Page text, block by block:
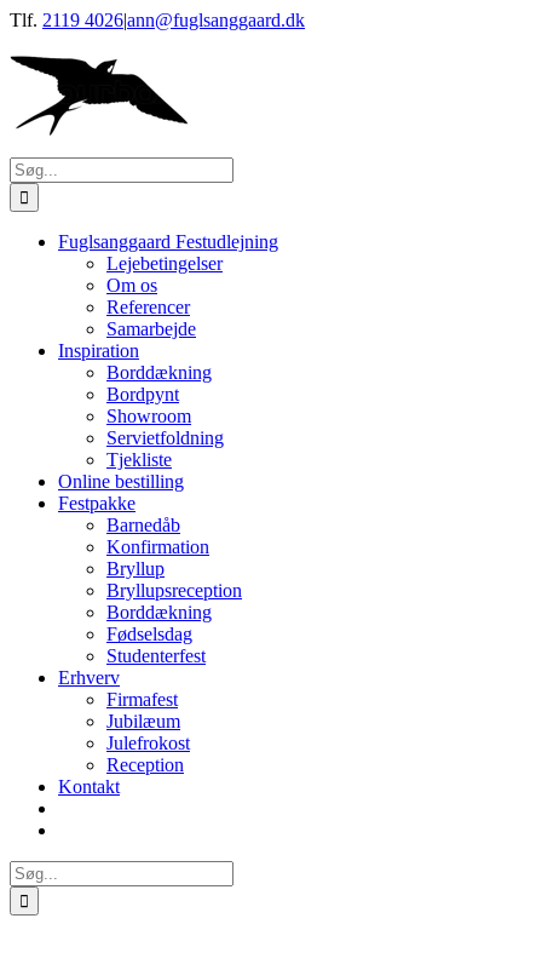
Skip
content
Tlf. 2119 4026|ann@fuglsanggaard.dk
Søg
efter:
Fuglsanggaard Festudlejning
Lejebetingelser
Om os
Referencer
Samarbejde
Inspiration
Borddækning
Bordpynt
Showroom
Servietfoldning
Tjekliste
Online bestilling
Festpakke
Barnedåb
Konfirmation
Bryllup
Bryllupsreception
Borddækning
Fødselsdag
Studenterfest
Erhverv
Firmafest
Jubilæum
Julefrokost
Reception
Kontakt
Søg
efter: